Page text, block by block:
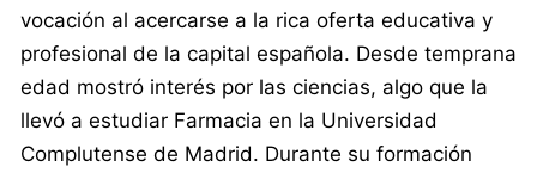
vocación al acercarse a la rica oferta educativa y
profesional de la capital española. Desde temprana
edad mostró interés por las ciencias, algo que la
llevó a estudiar Farmacia en la Universidad
Complutense de Madrid. Durante su formación